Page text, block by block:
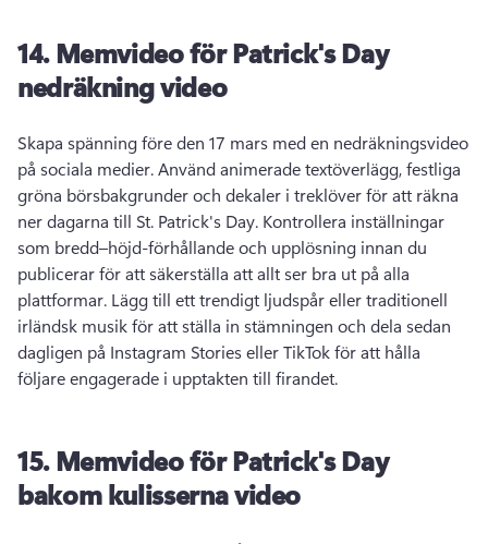
14.Memvideo förPatrick's Day
nedräkning video
Skapa spänning före den 17 mars med en nedräkningsvideo
på sociala medier. Använd animerade textöverlägg, festliga
gröna börsbakgrunder och dekaler i treklöver för att räkna
ner dagarna till St. Patrick's Day. Kontrollera inställningar
som bredd–höjd-förhållande och upplösning innan du
publicerar för att säkerställa att allt ser bra ut på alla
plattformar. Lägg till ett trendigt ljudspår eller traditionell
irländsk musik för att ställa in stämningen och dela sedan
dagligen på Instagram Stories eller TikTok för att hålla
följare engagerade i upptakten till firandet.
15.Memvideo förPatrick's Day
bakom kulisserna video